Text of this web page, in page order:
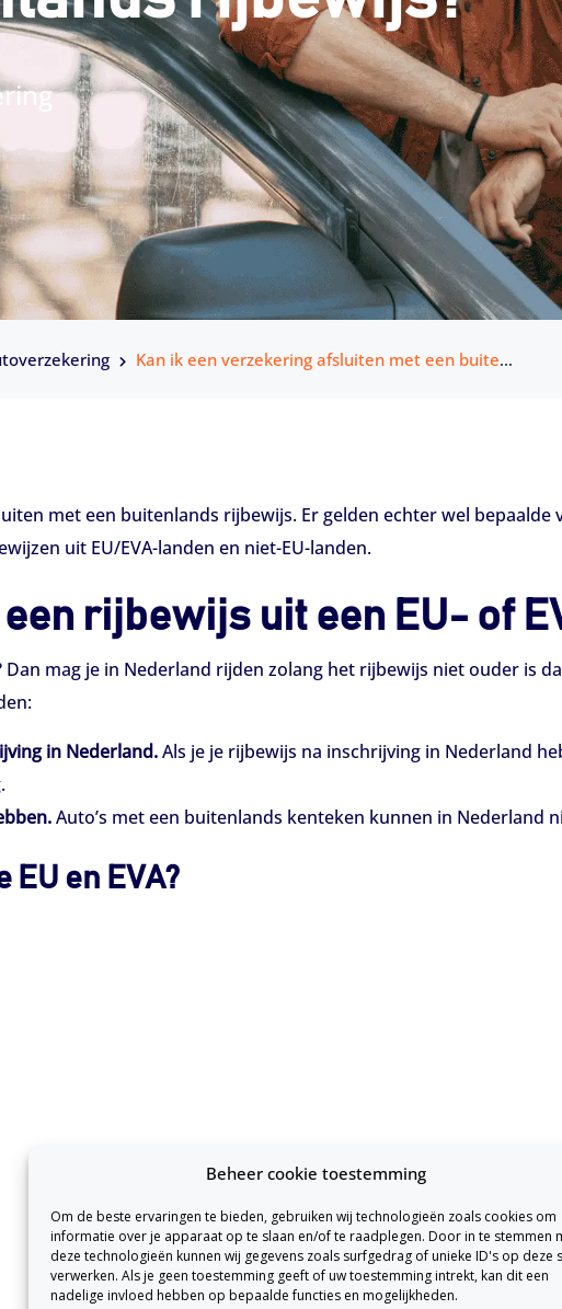
Beheer cookie toestemming
Om de beste ervaringen te bieden, gebruiken wij technologieën zoals cookies om
informatie over je apparaat op te slaan en/of te raadplegen. Door in te stemmen
deze technologieën kunnen wij gegevens zoals surfgedrag of unieke ID's op deze
verwerken. Als je geen toestemming geeft of uw toestemming intrekt, kan dit een
nadelige invloed hebben op bepaalde functies en mogelijkheden.
Kan ik een verzekering afsluiten met een buitenlands rijbewijs?
met een buitenlands rijbewijs. Er gelden echter wel
uit EU/EVA-landen en niet-EU-landen.
rijbewijs uit een EU- of
Dan mag je in Nederland rijden zolang het rijbewijs niet ouder is
in Nederland.Als je je rijbewijs na inschrijving in Nederland
Auto’s met een buitenlands kenteken kunnen in
en EVA?